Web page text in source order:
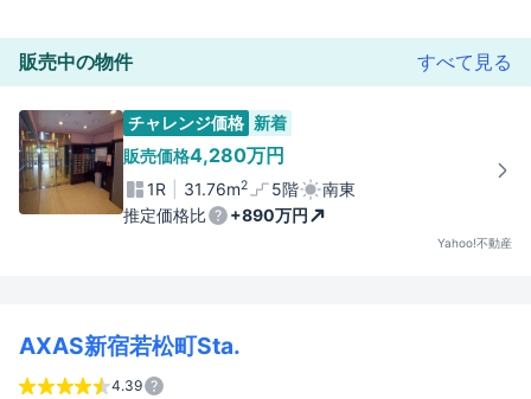
販売中の物件 すべて見る
チャレンジ価格 新着
販売価格4,280万円
1R 31.76m2 5階
南東
推定価格比
+890万円
Yahoo!不動産
AXAS新宿若松町Sta.
4.39